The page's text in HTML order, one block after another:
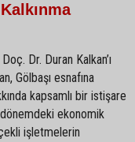
Dr. Duran Kalkan’ı
Gölbaşı esnafına
kapsamlı bir istişare
ekonomik
işletmelerin